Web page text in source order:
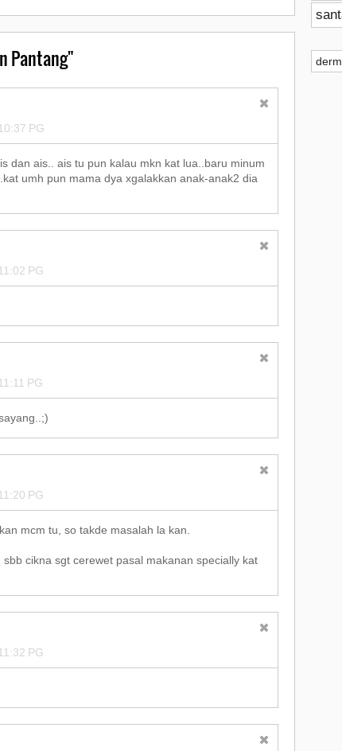
Pantang"
PG
dan ais.. ais tu pun kalau mkn kat lua..baru minum
umh pun mama dya xgalakkan anak-anak2 dia
PG
PG
PG
mcm tu, so takde masalah la kan.
cikna sgt cerewet pasal makanan specially kat
PG